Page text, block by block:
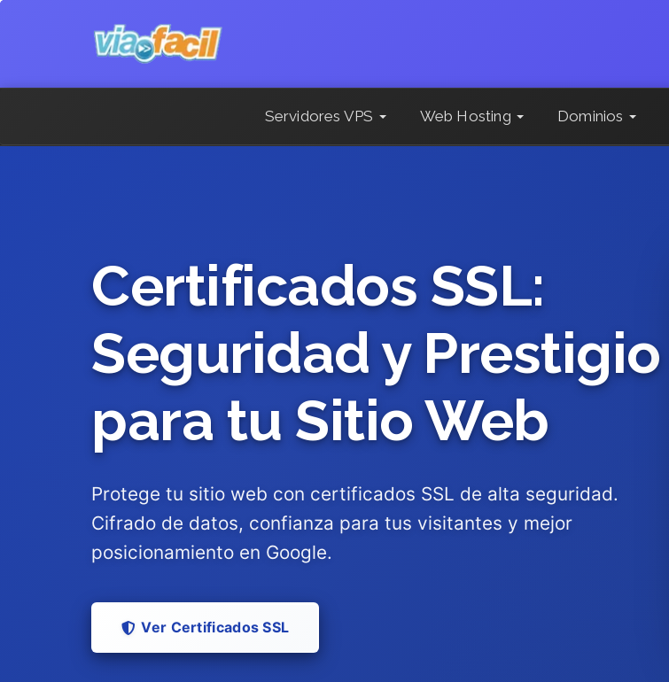
Servidores VPS Web Hosting Dominios
Certificados SSL:
Seguridad y Prestigio
para tu Sitio Web
Protege tu sitio web con certificados SSL de alta seguridad.
Cifrado de datos, confianza para tus visitantes y mejor
posicionamiento en Google.
Ver Certificados SSL